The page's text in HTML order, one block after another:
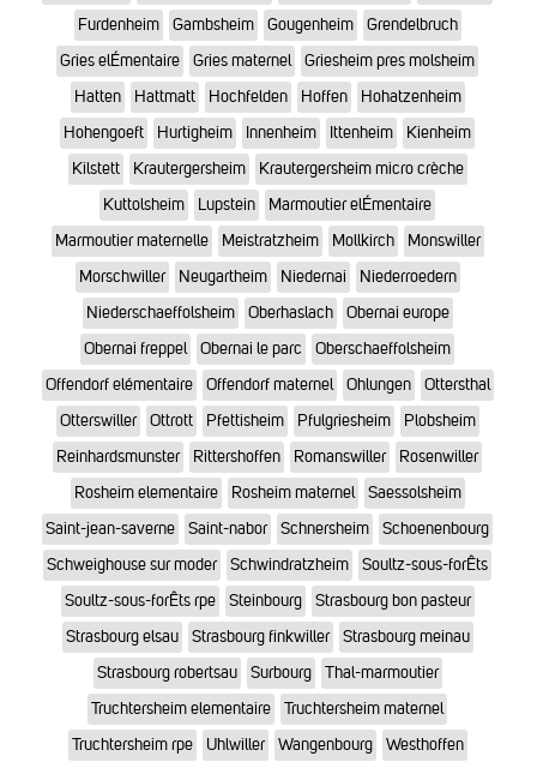
Furdenheim
Gambsheim Gougenheim
Grendelbruch
Gries elÉmentaire
Gries maternel
Griesheim pres molsheim
Hatten
Hattmatt Hochfelden Hoffen
Hohatzenheim
Hohengoeft
Hurtigheim Innenheim Ittenheim
Kienheim
Kilstett
Krautergersheim
Krautergersheim micro crèche
Kuttolsheim
Lupstein
Marmoutier elÉmentaire
Marmoutier maternelle
Meistratzheim Mollkirch
Monswiller
Morschwiller
Neugartheim Niedernai
Niederroedern
Niederschaeffolsheim
Oberhaslach
Obernai europe
Obernai freppel
Obernai le parc
Oberschaeffolsheim
Offendorf elémentaire
Offendorf maternel Ohlungen
Ottersthal
Otterswiller
Ottrott Pfettisheim Pfulgriesheim
Plobsheim
Reinhardsmunster
Rittershoffen Romanswiller
Rosenwiller
Rosheim elementaire
Rosheim maternel
Saessolsheim
Saint-jean-saverne
Saint-nabor Schnersheim
Schoenenbourg
Schweighouse sur moder
Schwindratzheim
Soultz-sous-forÊts
Soultz-sous-forÊts rpe
Steinbourg
Strasbourg bon pasteur
Strasbourg elsau
Strasbourg finkwiller
Strasbourg meinau
Strasbourg robertsau
Surbourg
Thal-marmoutier
Truchtersheim elementaire
Truchtersheim maternel
Truchtersheim rpe
Uhlwiller Wangenbourg Westhoffen